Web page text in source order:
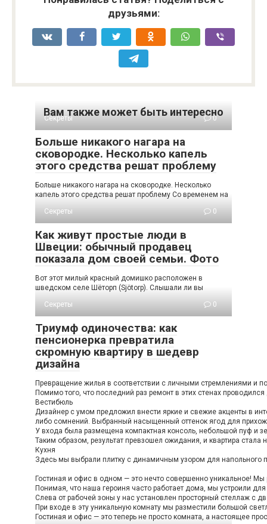
друзьями:
Вам также может быть интересно
Секреты 0
Больше никакого нагара на
сковородке. Несколько капель
этого средства решат проблему
Больше никакого нагара на сковородке. Несколько
капель этого средства решат проблему Со временем на
Секреты
0
Как живут простые люди в
Швеции: обычный продавец
показала дом своей семьи. Фото
Вот этот милый красный домишко расположен в
шведском селе Шёторп (Sjötorp). Слышали ли вы
Секреты
0
Триумф одиночества: как
пенсионерка превратила
скромную квартиру в шедевр
дизайна
Превращение жилья в соответствии с личными стремлениями и
Помимо того, что последний раз ремонт в этих стенах
Вестибюль
Дизайнер с умом предложил внести яркие и свежие акценты в
либо сомнений. Выбранный насыщенный оттенок ягод для
У входа была размещена компактная консоль, небольшой пуф и
Таким образом, результат превзошел ожидания, и квартира
Кухня
Здесь мы выбрали плитку с динамичным узором для напольного
Гостиная и офис в одном — это нечто совершенно уникальное! Мы
Понимая, что наша героиня часто работает дома, мы устроили
Слева от рабочей зоны у нас установлен просторный стеллаж с
При входе в эту уникальную комнату мы разместили большой
Гостиная и офис — это теперь не просто комната, а настоящее